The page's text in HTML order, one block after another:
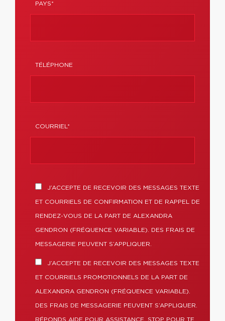
PAYS*
TÉLÉPHONE
COURRIEL*
J’ACCEPTE DE RECEVOIR DES MESSAGES TEXTE
ET COURRIELS DE CONFIRMATION ET DE RAPPEL DE
RENDEZ-VOUS DE LA PART DE ALEXANDRA
GENDRON (FRÉQUENCE VARIABLE). DES FRAIS DE
MESSAGERIE PEUVENT S’APPLIQUER.
J’ACCEPTE DE RECEVOIR DES MESSAGES TEXTE
ET COURRIELS PROMOTIONNELS DE LA PART DE
ALEXANDRA GENDRON (FRÉQUENCE VARIABLE).
DES FRAIS DE MESSAGERIE PEUVENT S’APPLIQUER.
RÉPONDS AIDE POUR ASSISTANCE, STOP POUR TE